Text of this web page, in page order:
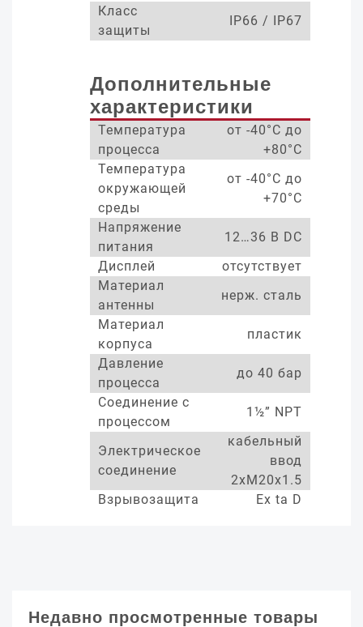
Класс
защиты
IP66 / IP67
Дополнительные
характеристики
Температура
процесса
от -40°С до
+80°С
Температура
окружающей
среды
от -40°С до
+70°С
Напряжение
питания
12…36 В DC
Дисплей
отсутствует
Материал
антенны
нерж. сталь
Материал
корпуса
пластик
Давление
процесса
до 40 бар
Соединение с
процессом
1½” NPT
Электрическое
соединение
кабельный
ввод
2xM20x1.5
Взрывозащита
Ex ta D
Недавно просмотренные товары